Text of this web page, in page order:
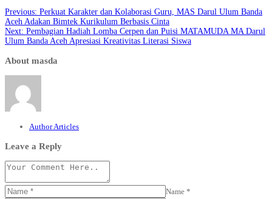
Previous: Perkuat Karakter dan Kolaborasi Guru, MAS Darul Ulum Banda
Aceh Adakan Bimtek Kurikulum Berbasis Cinta
Next: Pembagian Hadiah Lomba Cerpen dan Puisi MATAMUDA MA Darul
Ulum Banda Aceh Apresiasi Kreativitas Literasi Siswa
About masda
Author Articles
Leave a Reply
Name *